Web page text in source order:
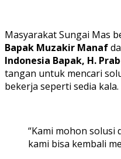
Masyarakat Sungai Mas
Bapak Muzakir Manaf
Indonesia Bapak, H.
tangan untuk mencari
bekerja seperti sedia kala.
“Kami mohon
kami bisa kembali